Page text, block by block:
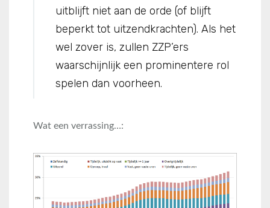
uitblijft niet aan de orde (of blijft
beperkt tot uitzendkrachten). Als het
wel zover is, zullen ZZP’ers
waarschijnlijk een prominentere rol
spelen dan voorheen.
Wat een verrassing…: